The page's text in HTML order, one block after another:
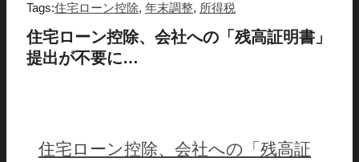
Tags:住宅ローン控除, 年末調整, 所得税
住宅ローン控除、会社への「残高証明書」
提出が不要に…
住宅ローン控除、会社への「残高証